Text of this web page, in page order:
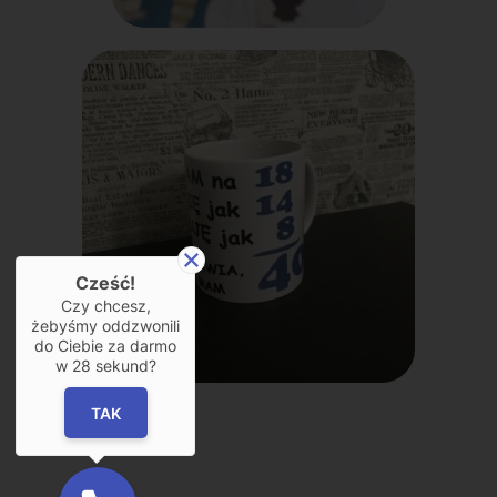
Cześć!
Czy chcesz,
żebyśmy oddzwonili
do Ciebie za darmo
w 28 sekund?
TAK